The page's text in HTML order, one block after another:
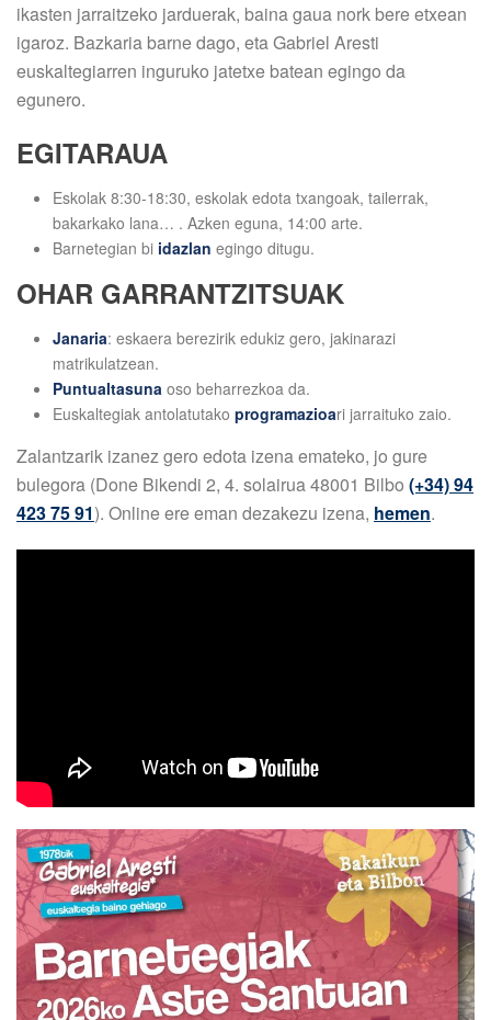
ikasten jarraitzeko jarduerak, baina gaua nork bere etxean
igaroz. Bazkaria barne dago, eta Gabriel Aresti
euskaltegiarren inguruko jatetxe batean egingo da
egunero.
EGITARAUA
Eskolak 8:30-18:30, eskolak edota txangoak, tailerrak,
bakarkako lana… . Azken eguna, 14:00 arte.
Barnetegian bi idazlan egingo ditugu.
OHAR GARRANTZITSUAK
Janaria: eskaera berezirik edukiz gero, jakinarazi
matrikulatzean.
Puntualtasunaoso beharrezkoa da.
Euskaltegiak antolatutako programazioari jarraituko zaio.
Zalantzarik izanez gero edota izena emateko, jo gure
bulegora (Done Bikendi 2, 4. solairua 48001 Bilbo (+34) 94
423 75 91). Online ere eman dezakezu izena, hemen.